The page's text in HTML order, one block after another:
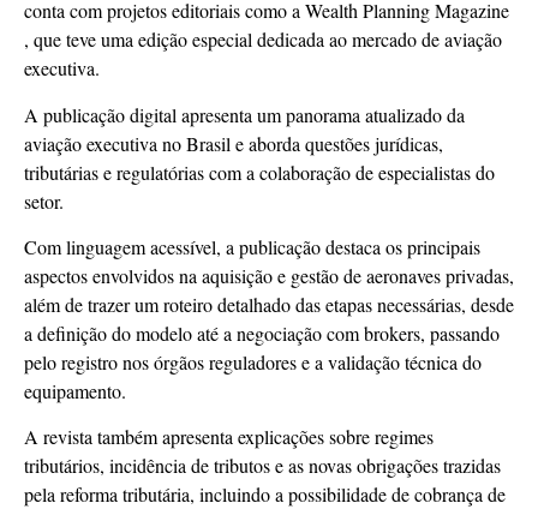
conta com projetos editoriais como a Wealth Planning Magazine
, que teve uma edição especial dedicada ao mercado de aviação
executiva.
A publicação digital apresenta um panorama atualizado da
aviação executiva no Brasil e aborda questões jurídicas,
tributárias e regulatórias com a colaboração de especialistas do
setor.
Com linguagem acessível, a publicação destaca os principais
aspectos envolvidos na aquisição e gestão de aeronaves privadas,
além de trazer um roteiro detalhado das etapas necessárias, desde
a definição do modelo até a negociação com brokers, passando
pelo registro nos órgãos reguladores e a validação técnica do
equipamento.
A revista também apresenta explicações sobre regimes
tributários, incidência de tributos e as novas obrigações trazidas
pela reforma tributária, incluindo a possibilidade de cobrança de